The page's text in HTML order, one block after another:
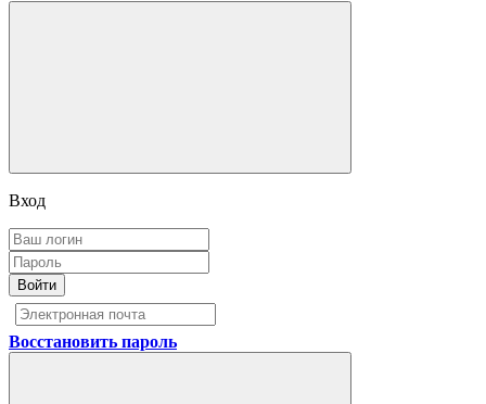
Вход
Войти
Восстановить пароль